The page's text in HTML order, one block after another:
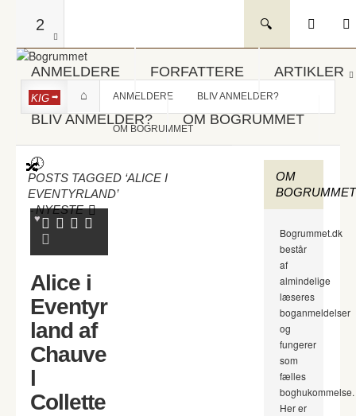
2
ANMELDERE FORFATTERE ARTIKLER
BLIV ANMELDER? OM BOGRUMMET
KIG ANMELDERE BLIV ANMELDER?
OM BOGRUMMET
POSTS TAGGED ‘ALICE I
EVENTYRLAND’
-NYESTE
Alice i
Eventyr
land af
Chauve
l
Collette
OM
BOGRUMMET
Bogrummet.dk
består
af
almindelige
læseres
boganmeldelser
og
fungerer
som
fælles
boghukommelse.
Her er